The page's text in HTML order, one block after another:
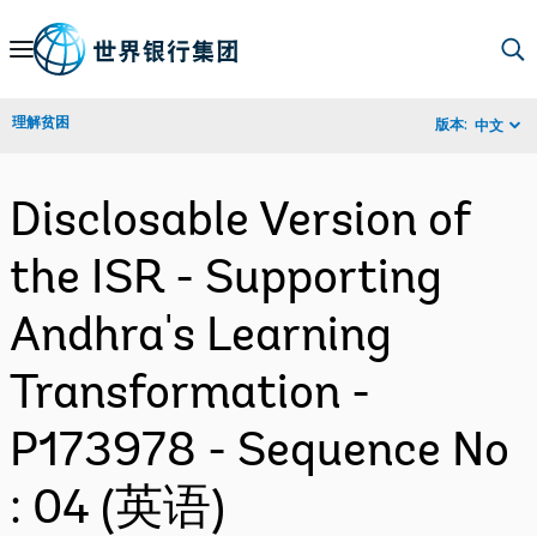
Skip
Navigation
理解贫困 版本: 中文
Disclosable Version of
the ISR - Supporting
Andhra's Learning
Transformation -
P173978 - Sequence No
: 04 (英语)